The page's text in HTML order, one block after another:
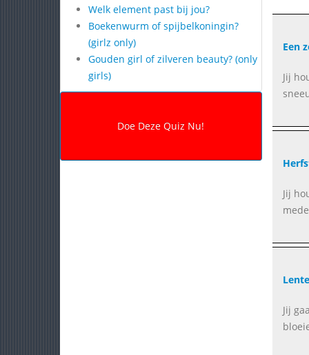
Welk element past bij jou?
Boekenwurm of spijbelkoningin?
(girlz only)
Gouden girl of zilveren beauty? (only
girls)
Een
Jij
Jij
Jij